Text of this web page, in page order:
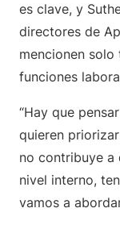
es clave, y
directores de
mencionen
funciones
“Hay que
quieren
no contribuye a
nivel interno,
vamos a